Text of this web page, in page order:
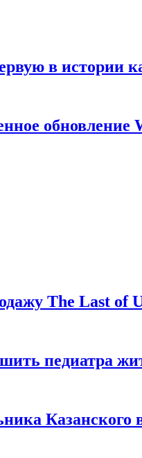
в истории
обновление
The Last of
педиатра
Казанского